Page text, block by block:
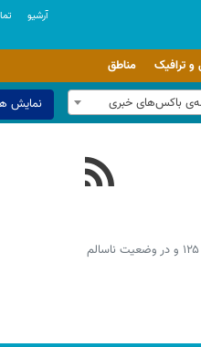
آرشيو
ترافیک مناطق
باکس‌های خبری نمایش
با وجود بارش برف و باران در تهران، بر اساس آمار شرکت کنترل کیفیت هوای تهران در حال حاضر شاخص آلودگی هوا روی عدد ۱۲۵ و در وضعیت ناسالم